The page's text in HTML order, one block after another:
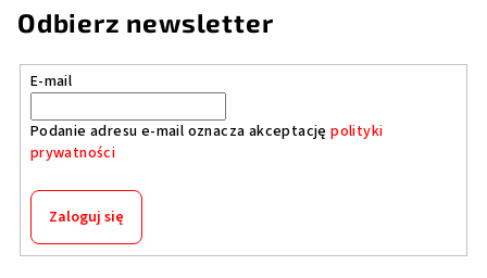
Odbierz newsletter
E-mail
Podanie adresu e-mail oznacza akceptacjępolityki
prywatności
Zaloguj się